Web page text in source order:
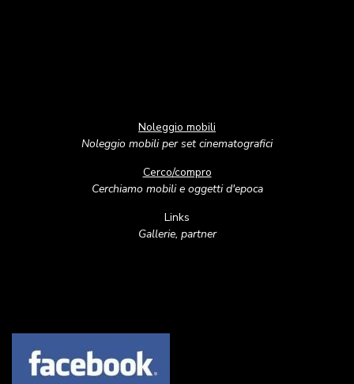
Noleggio mobili
Noleggio mobili per set cinematografici
Cerco/compro
Cerchiamo mobili e oggetti d'epoca
Links
Gallerie, partner